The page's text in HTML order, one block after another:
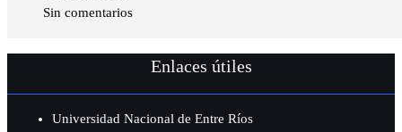
Sin comentarios
Enlaces útiles
Universidad Nacional de Entre Ríos